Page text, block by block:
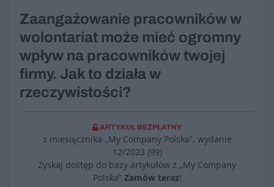
Zaangażowanie pracowników w
wolontariat może mieć ogromny
wpływ na pracowników twojej
firmy. Jak to działa w
rzeczywistości?
ARTYKUŁ BEZPŁATNY
z miesięcznika „My Company Polska”, wydanie
12/2023 (99)
Zyskaj dostęp do bazy artykułów z „My Company
Polska” Zamów teraz!